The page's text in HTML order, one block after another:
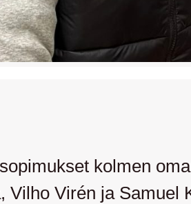
kolmen
Vilho Virén ja